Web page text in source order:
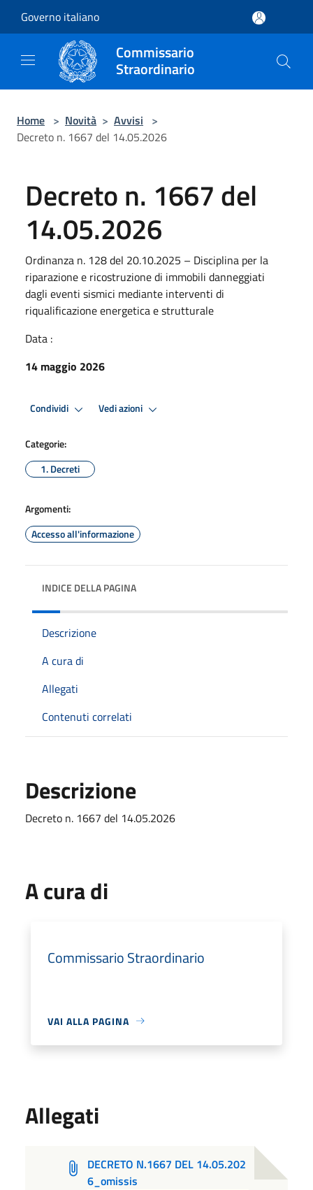
Governo italiano
Commissario
Straordinario
Home > Novità > Avvisi >
Decreto n. 1667 del 14.05.2026
Decreto n. 1667 del
14.05.2026
Ordinanza n. 128 del 20.10.2025 – Disciplina per la
riparazione e ricostruzione di immobili danneggiati
dagli eventi sismici mediante interventi di
riqualificazione energetica e strutturale
Data :
14 maggio 2026
Condividi Vedi azioni
Categorie:
1. Decreti
Argomenti:
Accesso all'informazione
INDICE DELLA PAGINA
Descrizione
A cura di
Allegati
Contenuti correlati
Descrizione
Decreto n. 1667 del 14.05.2026
A cura di
Commissario Straordinario
VAI ALLA PAGINA
Allegati
DECRETO N.1667 DEL 14.05.202
6_omissis